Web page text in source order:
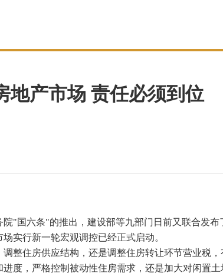
地产市场 责任必须到位
"国六条"的推出，建设部等九部门日前又联合发
实行新一轮宏观调控已经正式启动。
整住房供应结构，还是调整住房转让环节营业税，
度，严格控制被动性住房需求，还是加大对闲置